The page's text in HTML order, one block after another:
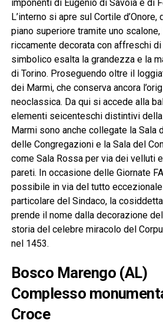
imponenti di Eugenio di Savoia e di
L’interno si apre sul Cortile
piano superiore tramite uno scalone,
riccamente decorata con affreschi
simbolico esalta la grandezza e la
di Torino. Proseguendo oltre il
dei Marmi, che conserva ancora
neoclassica. Da qui si accede alla
elementi seicenteschi distintivi
Marmi sono anche collegate la Sala
delle Congregazioni e la Sala del
come Sala Rossa per via dei velluti
pareti. In occasione delle Giornate
possibile in via del tutto eccezionale
particolare del Sindaco, la
prende il nome dalla decorazione
storia del celebre miracolo del
nel 1453.
Bosco Marengo (AL)
Complesso
Croce